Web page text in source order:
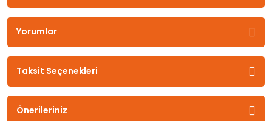
Yorumlar
Taksit Seçenekleri
Önerileriniz